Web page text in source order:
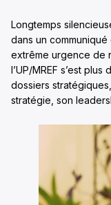
Longtemps
dans un
extrême urgence de
l’UP/MREF s’est
dossiers
stratégie, son